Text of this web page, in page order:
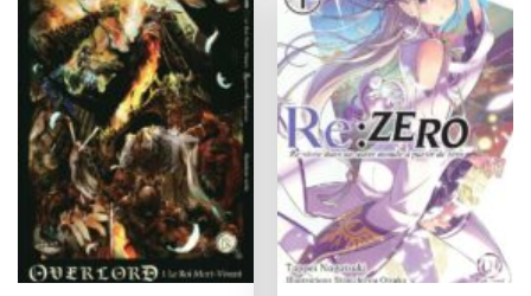
Ajouter
à la
wishlist
Ajouter
à la
wishlist